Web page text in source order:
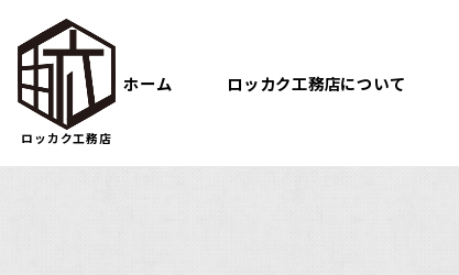
ロッカク工務店
ホーム ロッカク工務店について